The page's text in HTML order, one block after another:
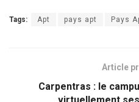
Tags: Apt pays apt Pays
Article
Carpentras : le